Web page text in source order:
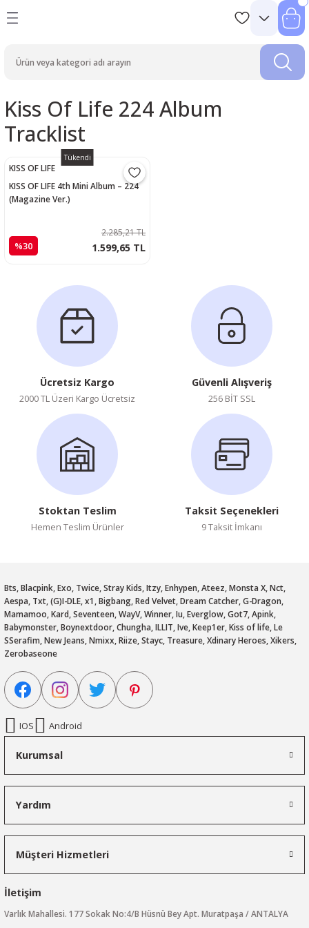
Kiss Of Life 224 Album
Tracklist
Tükendi
KISS OF LIFE
KISS OF LIFE 4th Mini Album – 224
(Magazine Ver.)
%30
2.285,21 TL
1.599,65 TL
Ücretsiz Kargo
2000 TL Üzeri Kargo Ücretsiz
Güvenli Alışveriş
256 BİT SSL
Stoktan Teslim
Hemen Teslim Ürünler
Taksit Seçenekleri
9 Taksit İmkanı
Bts, Blacpink, Exo, Twice, Stray Kids, Itzy, Enhypen, Ateez, Monsta X, Nct,
Aespa, Txt, (G)I-DLE, x1, Bigbang, Red Velvet, Dream Catcher, G-Dragon,
Mamamoo, Kard, Seventeen, WayV, Winner, Iu, Everglow, Got7, Apink,
Babymonster, Boynextdoor, Chungha, ILLIT, Ive, Keep1er, Kiss of life, Le
SSerafim, New Jeans, Nmixx, Riize, Stayc, Treasure, Xdinary Heroes, Xikers,
Zerobaseone
IOS Android
Kurumsal
Yardım
Müşteri Hizmetleri
İletişim
Varlık Mahallesi. 177 Sokak No:4/B Hüsnü Bey Apt. Muratpaşa / ANTALYA